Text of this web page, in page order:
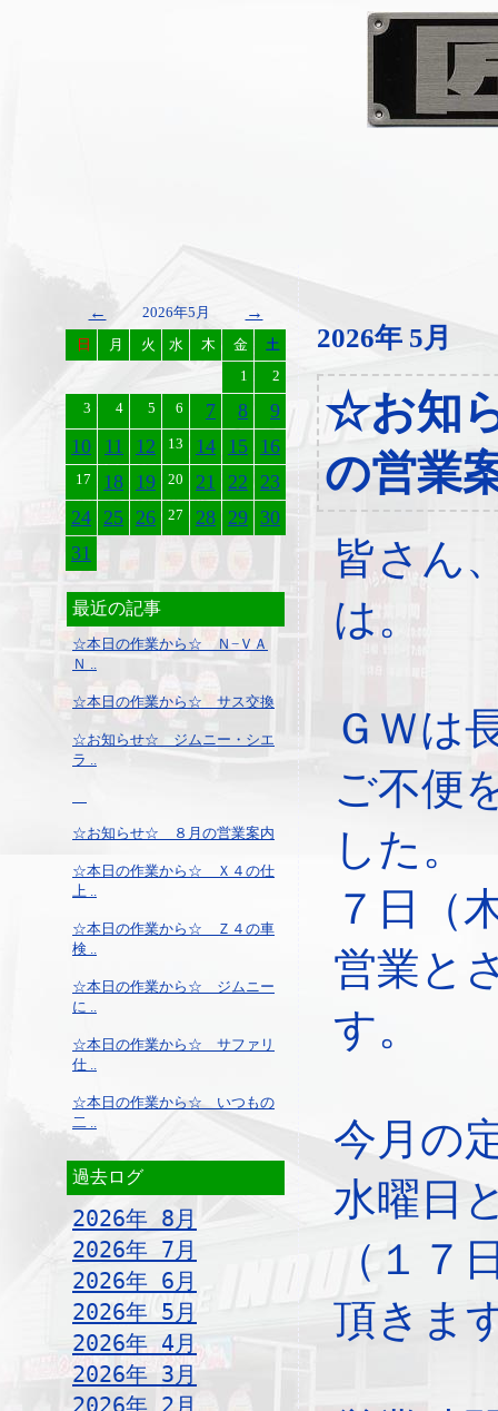
← 2026年5月 →
日 月 火 水 木 金
土
1
2
3
4 5 6 7 8
9
10
11 12 13 14 15 16
17 18 19 20 21 22 23
24 25 26 27 28 29 30
31
最近の記事
☆本日の作業から☆ Ｎ−ＶＡ
Ｎ ..
☆本日の作業から☆ サス交換
☆お知らせ☆ ジムニー・シエ
ラ ..
☆お知らせ☆ ８月の営業案内
☆本日の作業から☆ Ｘ４の仕
上 ..
☆本日の作業から☆ Ｚ４の車
検 ..
☆本日の作業から☆ ジムニー
に ..
☆本日の作業から☆ サファリ
仕 ..
☆本日の作業から☆ いつもの
二 ..
過去ログ
2026年 8月
2026年 7月
2026年 6月
2026年 5月
2026年 4月
2026年 3月
2026年 2月
2026年 5月
☆お知
の営業
皆さん
は。
ＧＷは
ご不便
した。
７日（
営業と
す。
今月の
水曜日
（１７
頂きま